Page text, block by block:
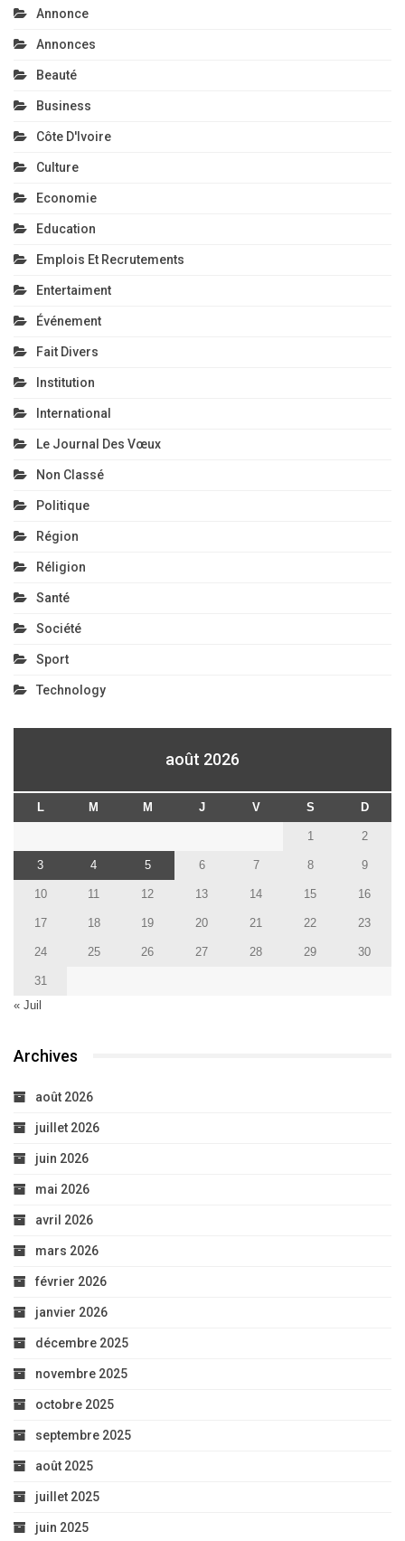
Annonce
Annonces
Beauté
Business
Côte D'Ivoire
Culture
Economie
Education
Emplois Et Recrutements
Entertaiment
Événement
Fait Divers
Institution
International
Le Journal Des Vœux
Non Classé
Politique
Région
Réligion
Santé
Société
Sport
Technology
août 2026
L M M J V S D
1 2
3 4 5 6 7 8 9
10 11 12 13 14 15 16
17 18 19 20 21 22 23
24 25 26 27 28 29 30
31
« Juil
Archives
août 2026
juillet 2026
juin 2026
mai 2026
avril 2026
mars 2026
février 2026
janvier 2026
décembre 2025
novembre 2025
octobre 2025
septembre 2025
août 2025
juillet 2025
juin 2025